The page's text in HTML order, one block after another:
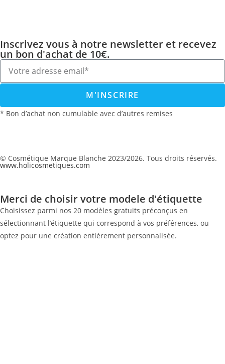
Inscrivez vous à notre newsletter et recevez
un bon d'achat de 10€.
M'INSCRIRE
* Bon d’achat non cumulable avec d’autres remises
© Cosmétique Marque Blanche 2023/2026. Tous droits réservés.
www.holicosmetiques.com
Merci de choisir votre modele d'étiquette
Choisissez parmi nos 20 modèles gratuits préconçus en
sélectionnant l’étiquette qui correspond à vos préférences, ou
optez pour une création entièrement personnalisée.